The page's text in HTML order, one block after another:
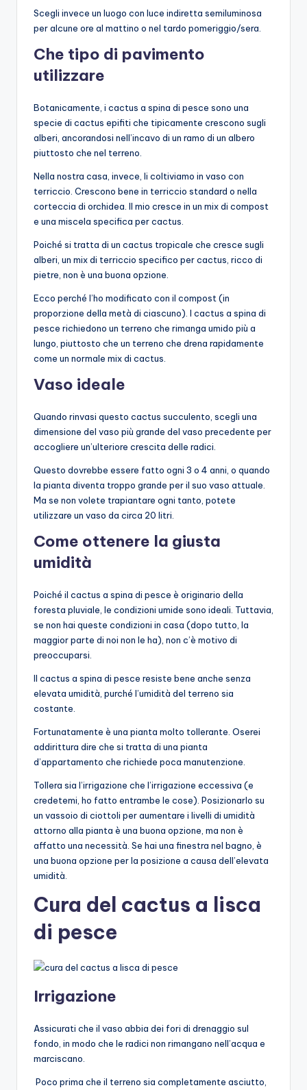
Scegli invece un luogo con luce indiretta semiluminosa
per alcune ore al mattino o nel tardo pomeriggio/sera.
Che tipo di pavimento
utilizzare
Botanicamente, i cactus a spina di pesce sono una
specie di cactus epifiti che tipicamente crescono sugli
alberi, ancorandosi nell’incavo di un ramo di un albero
piuttosto che nel terreno.
Nella nostra casa, invece, li coltiviamo in vaso con
terriccio. Crescono bene in terriccio standard o nella
corteccia di orchidea. Il mio cresce in un mix di compost
e una miscela specifica per cactus.
Poiché si tratta di un cactus tropicale che cresce sugli
alberi, un mix di terriccio specifico per cactus, ricco di
pietre, non è una buona opzione.
Ecco perché l’ho modificato con il compost (in
proporzione della metà di ciascuno). I cactus a spina di
pesce richiedono un terreno che rimanga umido più a
lungo, piuttosto che un terreno che drena rapidamente
come un normale mix di cactus.
Vaso ideale
Quando rinvasi questo cactus succulento, scegli una
dimensione del vaso più grande del vaso precedente per
accogliere un’ulteriore crescita delle radici.
Questo dovrebbe essere fatto ogni 3 o 4 anni, o quando
la pianta diventa troppo grande per il suo vaso attuale.
Ma se non volete trapiantare ogni tanto, potete
utilizzare un vaso da circa 20 litri.
Come ottenere la giusta
umidità
Poiché il cactus a spina di pesce è originario della
foresta pluviale, le condizioni umide sono ideali. Tuttavia,
se non hai queste condizioni in casa (dopo tutto, la
maggior parte di noi non le ha), non c’è motivo di
preoccuparsi.
Il cactus a spina di pesce resiste bene anche senza
elevata umidità, purché l’umidità del terreno sia
costante.
Fortunatamente è una pianta molto tollerante. Oserei
addirittura dire che si tratta di una pianta
d’appartamento che richiede poca manutenzione.
Tollera sia l’irrigazione che l’irrigazione eccessiva (e
credetemi, ho fatto entrambe le cose). Posizionarlo su
un vassoio di ciottoli per aumentare i livelli di umidità
attorno alla pianta è una buona opzione, ma non è
affatto una necessità. Se hai una finestra nel bagno, è
una buona opzione per la posizione a causa dell’elevata
umidità.
Cura del cactus a lisca
di pesce
Irrigazione
Assicurati che il vaso abbia dei fori di drenaggio sul
fondo, in modo che le radici non rimangano nell’acqua e
marciscano.
Poco prima che il terreno sia completamente asciutto,